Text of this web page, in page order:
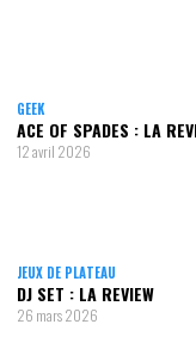
GEEK
ACE OF SPADES : LA
12 avril 2026
JEUX DE PLATEAU
DJ SET : LA REVIEW
26 mars 2026